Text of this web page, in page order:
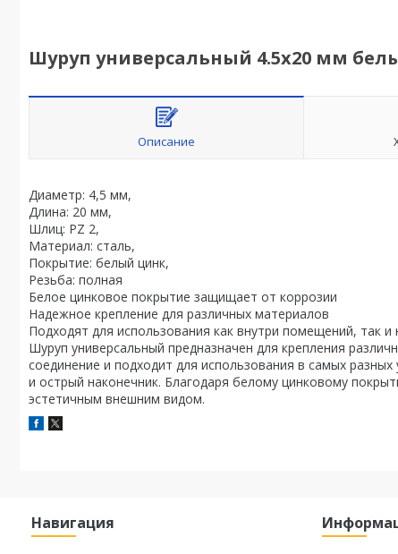
Шуруп универсальный 4.5х20 мм
Описание
Диаметр: 4,5 мм,
Длина: 20 мм,
Шлиц: PZ 2,
Материал: сталь,
Покрытие: белый цинк,
Резьба: полная
Белое цинковое покрытие защищает от коррозии
Надежное крепление для различных материалов
Подходят для использования как внутри помещений, так и
Шуруп универсальный предназначен для крепления
соединение и подходит для использования в самых
и острый наконечник. Благодаря белому цинковому
эстетичным внешним видом.
Навигация